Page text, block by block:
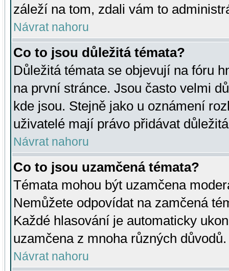
záleží na tom, zdali vám to
Návrat nahoru
Co to jsou důležitá témata?
Důležitá témata se objevují na fóru
na první stránce. Jsou často velmi
kde jsou. Stejně jako u oznámení
uživatelé mají právo přidávat
Návrat nahoru
Co to jsou uzamčená témata?
Témata mohou být uzamčena
Nemůžete odpovídat na zamčená
Každé hlasování je automaticky
uzamčena z mnoha různých důvodů.
Návrat nahoru